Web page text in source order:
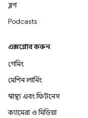
ব্লগ
Podcasts
এক্সপ্লোর করুন
গেমিং
মেশিন লার্নিং
স্বাস্থ্য এবং ফিটনেস
ক্যামেরা ও মিডিয়া